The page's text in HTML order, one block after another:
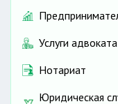
Услуги адвоката
Нотариат
Юридическая